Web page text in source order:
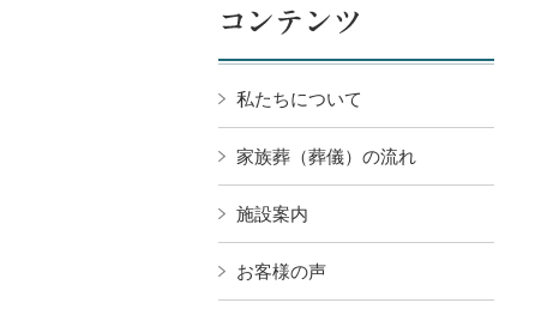
私たちについて
家族葬（葬儀）の流れ
施設案内
お客様の声